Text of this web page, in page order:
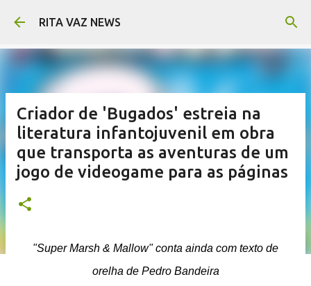
Pular para o conteúdo principal
RITA VAZ NEWS
Criador de 'Bugados' estreia na
literatura infantojuvenil em obra
que transporta as aventuras de um
jogo de videogame para as páginas
"Super Marsh & Mallow" conta ainda com texto de
orelha de Pedro Bandeira